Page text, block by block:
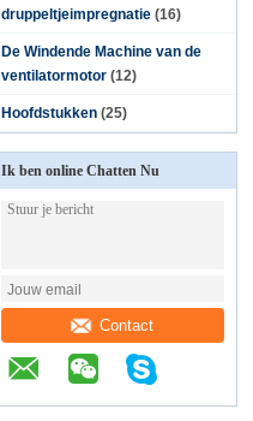
druppeltjeimpregnatie (16)
De Windende Machine van de
ventilatormotor (12)
Hoofdstukken (25)
Ik ben online Chatten Nu
Contact